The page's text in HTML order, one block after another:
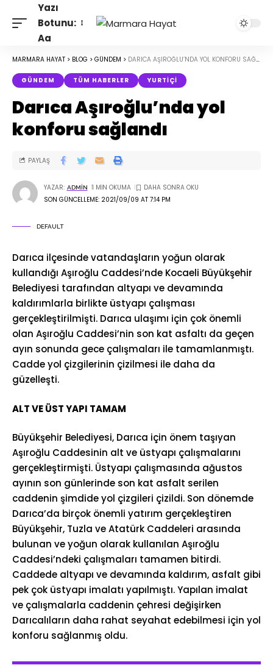
Yazı
Botunu:
Aa
MARMARA HAYAT > BLOG > GÜNDEM > DARICA AŞIROĞLU’NDA YOL KONFORU SAĞLANDI
GÜNDEM TÜM HABERLER YURTIÇI
Darıca Aşıroğlu’nda yol
konforu sağlandı
SON GÜNCELLEME: 2021/09/09 AT 7:14 PM
YAZAR: ADMIN 1 MIN OKUMA
PAYLAŞ
DEFAULT
Darıca ilçesinde vatandaşların yoğun olarak
kullandığı Aşıroğlu Caddesi’nde Kocaeli Büyükşehir
Belediyesi tarafından altyapı ve devamında
kaldırımlarla birlikte üstyapı çalışması
gerçekleştirilmişti. Darıca ulaşımı için çok önemli
olan Aşıroğlu Caddesi’nin son kat asfaltı da geçen
ayın sonunda gece çalışmaları ile tamamlanmıştı.
Cadde yol çizgilerinin çizilmesi ile daha da
güzelleşti.
ALT VE ÜST YAPI TAMAM
Büyükşehir Belediyesi, Darıca için önem taşıyan
Aşıroğlu Caddesinin alt ve üstyapı çalışmalarını
gerçekleştirmişti. Üstyapı çalışmasında ağustos
ayının son günlerinde son kat asfalt serilen
caddenin şimdide yol çizgileri çizildi. Son dönemde
Darıca’da birçok önemli yatırım gerçekleştiren
Büyükşehir, Tuzla ve Atatürk Caddeleri arasında
bulunan ve yoğun olarak kullanılan Aşıroğlu
Caddesi’ndeki çalışmaları tamamen bitirdi.
Caddede altyapı ve devamında kaldırım, asfalt gibi
pek çok üstyapı imalatı yapılmıştı. Yapılan imalat
ve çalışmalarla caddenin çehresi değişirken
Darıcalıların daha rahat seyahat edebilmesi için yol
konforu sağlanmış oldu.